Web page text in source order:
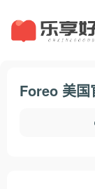
Foreo 美国